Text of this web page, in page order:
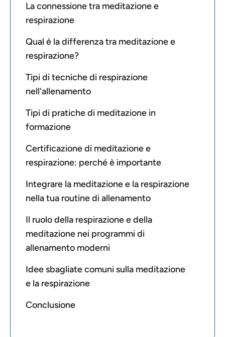
La connessione tra meditazione e
respirazione
Qual è la differenza tra meditazione e
respirazione?
Tipi di tecniche di respirazione
nell'allenamento
Tipi di pratiche di meditazione in
formazione
Certificazione di meditazione e
respirazione: perché è importante
Integrare la meditazione e la respirazione
nella tua routine di allenamento
Il ruolo della respirazione e della
meditazione nei programmi di
allenamento moderni
Idee sbagliate comuni sulla meditazione
e la respirazione
Conclusione